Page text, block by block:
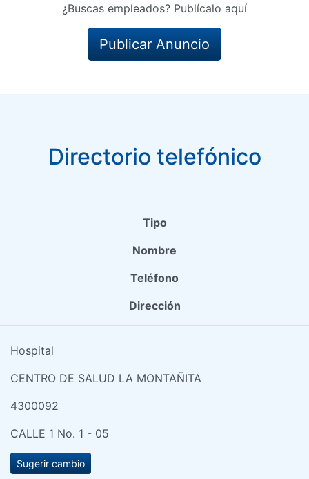
¿Buscas empleados? Publícalo aquí
Publicar Anuncio
Directorio telefónico
Tipo
Nombre
Teléfono
Dirección
Hospital
CENTRO DE SALUD LA MONTAÑITA
4300092
CALLE 1 No. 1 - 05
Sugerir cambio